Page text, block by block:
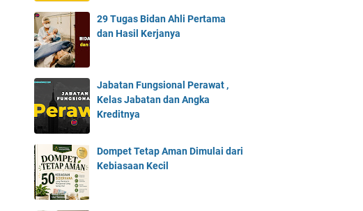
29 Tugas Bidan Ahli Pertama
dan Hasil Kerjanya
Jabatan Fungsional Perawat ,
Kelas Jabatan dan Angka
Kreditnya
Dompet Tetap Aman Dimulai dari
Kebiasaan Kecil